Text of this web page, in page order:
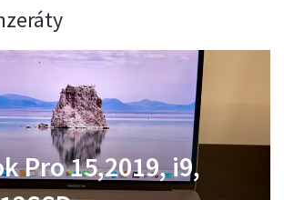
Pro 14,2021,M1
Pro 15,2019, i9,
MacBook Neo
Air M1 jako nový,